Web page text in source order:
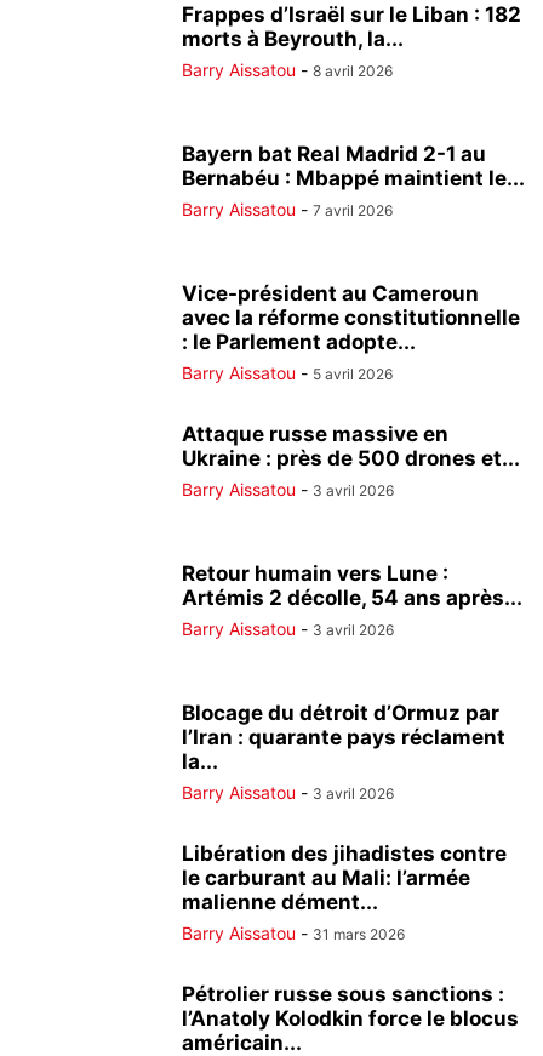
Frappes d’Israël sur le Liban : 182
morts à Beyrouth, la...
Barry Aissatou - 8 avril 2026
Bayern bat Real Madrid 2-1 au
Bernabéu : Mbappé maintient le...
Barry Aissatou - 7 avril 2026
Vice-président au Cameroun
avec la réforme constitutionnelle
: le Parlement adopte...
Barry Aissatou - 5 avril 2026
Attaque russe massive en
Ukraine : près de 500 drones et...
Barry Aissatou - 3 avril 2026
Retour humain vers Lune :
Artémis 2 décolle, 54 ans après...
Barry Aissatou - 3 avril 2026
Blocage du détroit d’Ormuz par
l’Iran : quarante pays réclament
la...
Barry Aissatou - 3 avril 2026
Libération des jihadistes contre
le carburant au Mali: l’armée
malienne dément...
Barry Aissatou - 31 mars 2026
Pétrolier russe sous sanctions :
l’Anatoly Kolodkin force le blocus
américain...